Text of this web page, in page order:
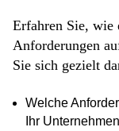
Erfahren Sie, wie
Anforderungen
Sie sich gezielt
Welche
Ihr